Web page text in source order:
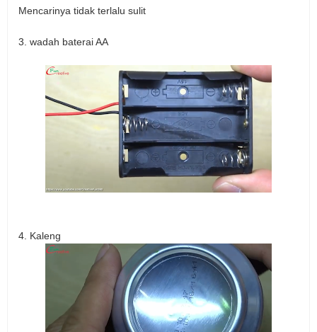
Mencarinya tidak terlalu sulit
3. wadah baterai AA
4. Kaleng